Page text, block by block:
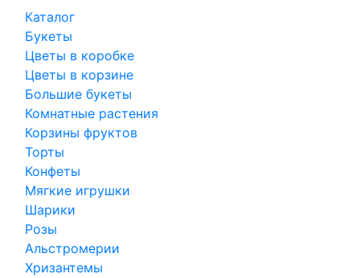
Каталог
Букеты
Цветы в коробке
Цветы в корзине
Большие букеты
Комнатные растения
Корзины фруктов
Торты
Конфеты
Мягкие игрушки
Шарики
Розы
Альстромерии
Хризантемы